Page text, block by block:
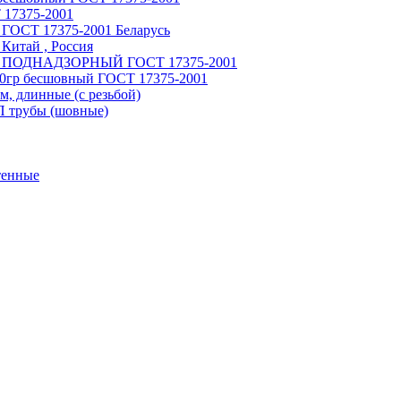
2001
17375-2001 Беларусь
, Россия
ПОДНАДЗОРНЫЙ ГОСТ 17375-2001
бесшовный ГОСТ 17375-2001
длинные (с резьбой)
трубы (шовные)